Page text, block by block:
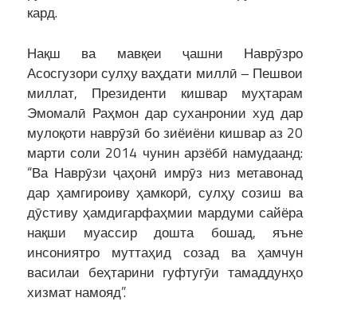
кард.
Нақш ва мавқеи ҷашни Наврӯзро
Асосгузори сулҳу ваҳдати миллӣ – Пешвои
миллат, Президенти кишвар муҳтарам
Эмомалӣ Раҳмон дар суханронии худ дар
мулоқоти наврӯзӣ бо зиёиёни кишвар аз 20
марти соли 2014 чунин арзёбӣ намудаанд:
“Ва Наврӯзи ҷаҳонӣ имрӯз низ метавонад
дар ҳамгироиву ҳамкорӣ, сулҳу созиш ва
дӯстиву ҳамдигарфаҳмии мардуми сайёра
нақши муассир дошта бошад, яъне
инсониятро муттаҳид созад ва ҳамчун
василаи беҳтарини гуфтугӯи тамаддунҳо
хизмат намояд”.